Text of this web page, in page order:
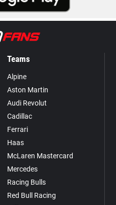
Teams
Alpine
Aston Martin
Audi Revolut
Cadillac
Ferrari
Haas
McLaren Mastercard
Mercedes
Racing Bulls
Red Bull Racing